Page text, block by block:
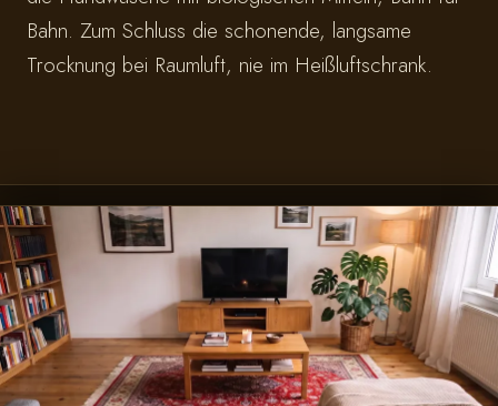
Bahn. Zum Schluss die schonende, langsame
Trocknung bei Raumluft, nie im Heißluftschrank.